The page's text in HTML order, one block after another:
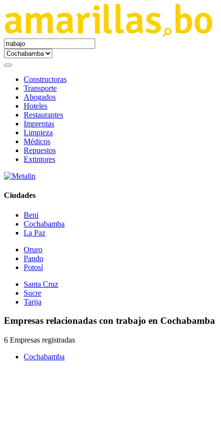
Constructoras
Transporte
Abogados
Hoteles
Restaurantes
Imprentas
Limpieza
Médicos
Repuestos
Extintores
Ciudades
Beni
Cochabamba
La Paz
Oruro
Pando
Potosí
Santa Cruz
Sucre
Tarija
Empresas relacionadas con trabajo en Cochabamba
6 Empresas registradas
Cochabamba